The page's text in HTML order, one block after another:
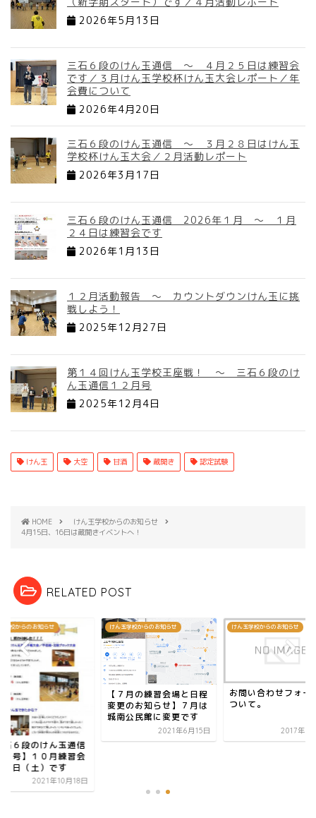
2026年5月13日
三石６段のけん玉通信 ～ ４月２５日は練習会
です／３月けん玉学校杯けん玉大会レポート／年
会費について
2026年4月20日
三石６段のけん玉通信 ～ ３月２８日はけん玉
学校杯けん玉大会／２月活動レポート
2026年3月17日
三石６段のけん玉通信 2026年１月 ～ １月
２４日は練習会です
2026年1月13日
１２月活動報告 ～ カウントダウンけん玉に挑
戦しよう！
2025年12月27日
第１４回けん玉学校王座戦！ ～ 三石６段のけ
ん玉通信１２月号
2025年12月4日
けん玉 大空 甘酒 蔵開き 認定試験
HOME
けん玉学校からのお知らせ
4月15日、16日は蔵開きイベントへ！
RELATED POST
学校からのお知らせ
石６段のけん玉通信
月号】１０月練習会
３日（土）です
2021年10月18日
けん玉学校からのお知らせ
【７月の練習会場と日程
変更のお知らせ】７月は
城南公民館に変更です
2021年6月15日
けん玉学校からのお知らせ
お問い合わせフォー
ついて。
2017年3